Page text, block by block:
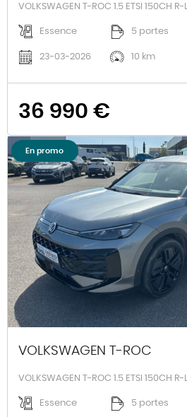
VOLKSWAGEN T-ROC 1.5 ETSI 150CH R-
Essence 5 portes
23-03-2026 10 km
36 990 €
En promo
VOLKSWAGEN T-ROC
VOLKSWAGEN T-ROC 1.5 ETSI 150CH R-
Essence 5 portes